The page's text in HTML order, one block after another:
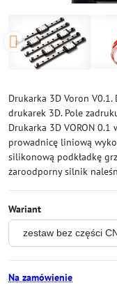
Drukarka 3D Voron
drukarek 3D. Pole
Drukarka 3D VORON
prowadnicę liniową
silikonową podkładkę
żaroodporny silnik
Wariant
Na zamówienie